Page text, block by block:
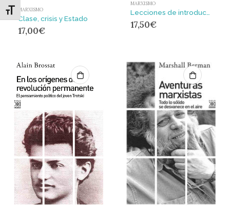
Alternar tamaño de letra
MARXISMO
Clase, crisis y Estado
17,00€
MARXISMO
Lecciones de introducción a la lectura de El Capital
17,50€